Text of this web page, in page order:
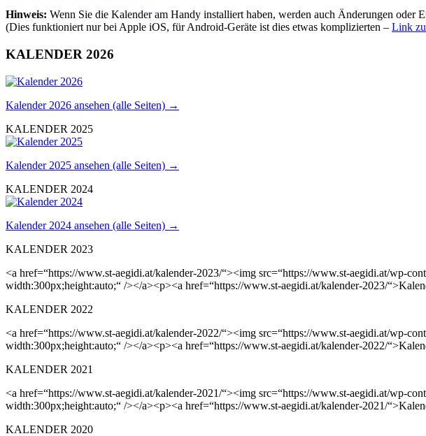
Hinweis: Wenn Sie die Kalender am Handy installiert haben, werden auch Änderungen oder
(Dies funktioniert nur bei Apple iOS, für Android-Geräte ist dies etwas komplizierten – Link
KALENDER 2026
Kalender 2026 ansehen (alle Seiten) →
KALENDER 2025
Kalender 2025 ansehen (alle Seiten) →
KALENDER 2024
Kalender 2024 ansehen (alle Seiten) →
KALENDER 2023
<a href=“https://www.st-aegidi.at/kalender-2023/“><img src=“https://www.st-aegidi.at/wp-
width:300px;height:auto;“ /></a><p><a href=“https://www.st-aegidi.at/kalender-2023/
KALENDER 2022
<a href=“https://www.st-aegidi.at/kalender-2022/“><img src=“https://www.st-aegidi.at/wp-
width:300px;height:auto;“ /></a><p><a href=“https://www.st-aegidi.at/kalender-2022/
KALENDER 2021
<a href=“https://www.st-aegidi.at/kalender-2021/“><img src=“https://www.st-aegidi.at/wp-
width:300px;height:auto;“ /></a><p><a href=“https://www.st-aegidi.at/kalender-2021/
KALENDER 2020